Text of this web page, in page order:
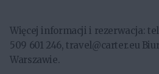
Więcej informacji i rezerwacja: tel.
509 601 246, travel@carter.eu
Warszawie.